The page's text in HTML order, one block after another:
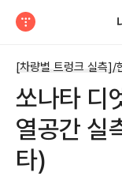
[차량별 트렁크 실측]/
쏘나타 디
열공간 실
타)